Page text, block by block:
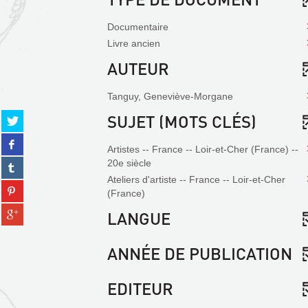
Partager
sur
twitter
(Nouvelle
fenêtre)
Partager
sur
facebook
(Nouvelle
fenêtre)
Partager
sur
tumblr
(Nouvelle
fenêtre)
Partager
sur
pinterest
(Nouvelle
Partager
sur
Documentaire
Livre ancien
AUTEUR
Tanguy, Geneviève-Morgane
SUJET (MOTS CLÉS)
Artistes -- France -- Loir-et-Cher (France) --
20e siècle
Ateliers d'artiste -- France -- Loir-et-Cher
(France)
LANGUE
ANNÉE DE PUBLICATION
EDITEUR